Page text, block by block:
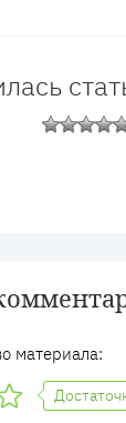
материала: